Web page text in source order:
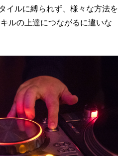
イルに縛られず、様々な方法を
ルの上達につながるに違いな